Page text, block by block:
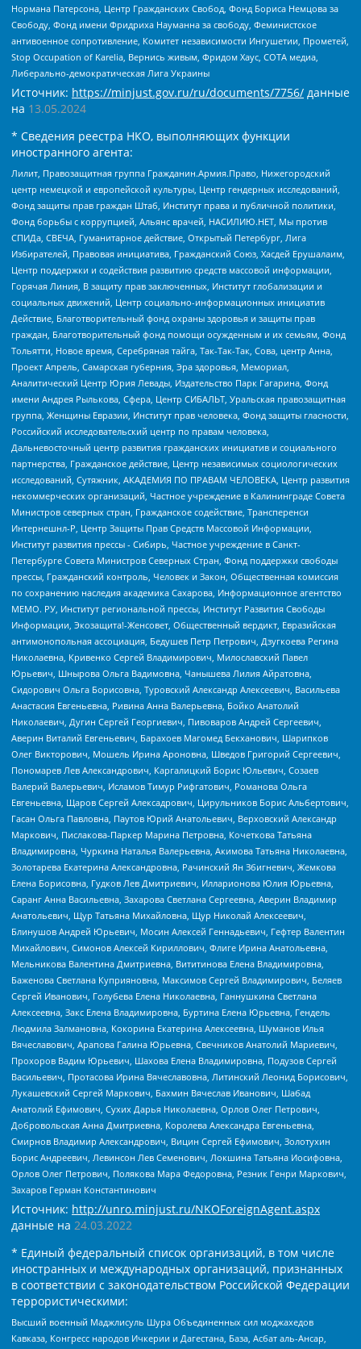
Нормана Патерсона, Центр Гражданских Свобод, Фонд Бориса Немцова за
Свободу, Фонд имени Фридриха Науманна за свободу, Феминистское
антивоенное сопротивление, Комитет независимости Ингушетии, Прометей,
Stop Occupation of Karelia, Вернись живым, Фридом Хаус, СОТА медиа,
Либерально-демократическая Лига Украины
Источник: https://minjust.gov.ru/ru/documents/7756/ данные
на 13.05.2024
* Сведения реестра НКО, выполняющих функции
иностранного агента:
Лилит, Правозащитная группа Гражданин.Армия.Право, Нижегородский
центр немецкой и европейской культуры, Центр гендерных исследований,
Фонд защиты прав граждан Штаб, Институт права и публичной политики,
Фонд борьбы с коррупцией, Альянс врачей, НАСИЛИЮ.НЕТ, Мы против
СПИДа, СВЕЧА, Гуманитарное действие, Открытый Петербург, Лига
Избирателей, Правовая инициатива, Гражданский Союз, Хасдей Ерушалаим,
Центр поддержки и содействия развитию средств массовой информации,
Горячая Линия, В защиту прав заключенных, Институт глобализации и
социальных движений, Центр социально-информационных инициатив
Действие, Благотворительный фонд охраны здоровья и защиты прав
граждан, Благотворительный фонд помощи осужденным и их семьям, Фонд
Тольятти, Новое время, Серебряная тайга, Так-Так-Так, Сова, центр Анна,
Проект Апрель, Самарская губерния, Эра здоровья, Мемориал,
Аналитический Центр Юрия Левады, Издательство Парк Гагарина, Фонд
имени Андрея Рылькова, Сфера, Центр СИБАЛЬТ, Уральская правозащитная
группа, Женщины Евразии, Институт прав человека, Фонд защиты гласности,
Российский исследовательский центр по правам человека,
Дальневосточный центр развития гражданских инициатив и социального
партнерства, Гражданское действие, Центр независимых социологических
исследований, Сутяжник, АКАДЕМИЯ ПО ПРАВАМ ЧЕЛОВЕКА, Центр развития
некоммерческих организаций, Частное учреждение в Калининграде Совета
Министров северных стран, Гражданское содействие, Трансперенси
Интернешнл-Р, Центр Защиты Прав Средств Массовой Информации,
Институт развития прессы - Сибирь, Частное учреждение в Санкт-
Петербурге Совета Министров Северных Стран, Фонд поддержки свободы
прессы, Гражданский контроль, Человек и Закон, Общественная комиссия
по сохранению наследия академика Сахарова, Информационное агентство
МЕМО. РУ, Институт региональной прессы, Институт Развития Свободы
Информации, Экозащита!-Женсовет, Общественный вердикт, Евразийская
антимонопольная ассоциация, Бедушев Петр Петрович, Дзугкоева Регина
Николаевна, Кривенко Сергей Владимирович, Милославский Павел
Юрьевич, Шнырова Ольга Вадимовна, Чанышева Лилия Айратовна,
Сидорович Ольга Борисовна, Туровский Александр Алексеевич, Васильева
Анастасия Евгеньевна, Ривина Анна Валерьевна, Бойко Анатолий
Николаевич, Дугин Сергей Георгиевич, Пивоваров Андрей Сергеевич,
Аверин Виталий Евгеньевич, Барахоев Магомед Бекханович, Шарипков
Олег Викторович, Мошель Ирина Ароновна, Шведов Григорий Сергеевич,
Пономарев Лев Александрович, Каргалицкий Борис Юльевич, Созаев
Валерий Валерьевич, Исламов Тимур Рифгатович, Романова Ольга
Евгеньевна, Щаров Сергей Алексадрович, Цирульников Борис Альбертович,
Гасан Ольга Павловна, Паутов Юрий Анатольевич, Верховский Александр
Маркович, Пислакова-Паркер Марина Петровна, Кочеткова Татьяна
Владимировна, Чуркина Наталья Валерьевна, Акимова Татьяна Николаевна,
Золотарева Екатерина Александровна, Рачинский Ян Збигневич, Жемкова
Елена Борисовна, Гудков Лев Дмитриевич, Илларионова Юлия Юрьевна,
Саранг Анна Васильевна, Захарова Светлана Сергеевна, Аверин Владимир
Анатольевич, Щур Татьяна Михайловна, Щур Николай Алексеевич,
Блинушов Андрей Юрьевич, Мосин Алексей Геннадьевич, Гефтер Валентин
Михайлович, Симонов Алексей Кириллович, Флиге Ирина Анатольевна,
Мельникова Валентина Дмитриевна, Вититинова Елена Владимировна,
Баженова Светлана Куприяновна, Максимов Сергей Владимирович, Беляев
Сергей Иванович, Голубева Елена Николаевна, Ганнушкина Светлана
Алексеевна, Закс Елена Владимировна, Буртина Елена Юрьевна, Гендель
Людмила Залмановна, Кокорина Екатерина Алексеевна, Шуманов Илья
Вячеславович, Арапова Галина Юрьевна, Свечников Анатолий Мариевич,
Прохоров Вадим Юрьевич, Шахова Елена Владимировна, Подузов Сергей
Васильевич, Протасова Ирина Вячеславовна, Литинский Леонид Борисович,
Лукашевский Сергей Маркович, Бахмин Вячеслав Иванович, Шабад
Анатолий Ефимович, Сухих Дарья Николаевна, Орлов Олег Петрович,
Добровольская Анна Дмитриевна, Королева Александра Евгеньевна,
Смирнов Владимир Александрович, Вицин Сергей Ефимович, Золотухин
Борис Андреевич, Левинсон Лев Семенович, Локшина Татьяна Иосифовна,
Орлов Олег Петрович, Полякова Мара Федоровна, Резник Генри Маркович,
Захаров Герман Константинович
Источник: http://unro.minjust.ru/NKOForeignAgent.aspx
данные на 24.03.2022
* Единый федеральный список организаций, в том числе
иностранных и международных организаций, признанных
в соответствии с законодательством Российской Федерации
террористическими:
Высший военный Маджлисуль Шура Объединенных сил моджахедов
Кавказа, Конгресс народов Ичкерии и Дагестана, База, Асбат аль-Ансар,